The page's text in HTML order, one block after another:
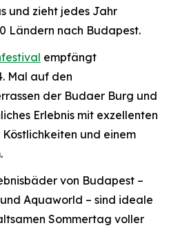
und zieht jedes Jahr
Ländern nach Budapest.
empfängt
Mal auf den
der Budaer Burg und
Erlebnis mit exzellenten
und einem
von Budapest –
Aquaworld – sind ideale
Sommertag voller